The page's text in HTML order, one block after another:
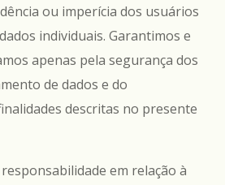
ou imperícia dos usuários
individuais. Garantimos e
apenas pela segurança dos
de dados e do
descritas no presente
em relação à